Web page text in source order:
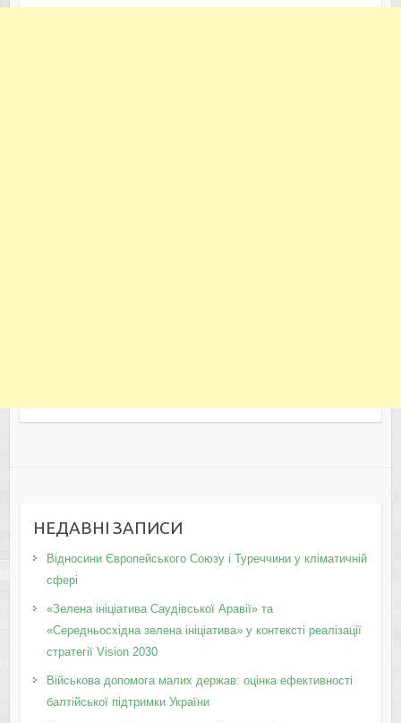
НЕДАВНІ ЗАПИСИ
Відносини Європейського Союзу і Туреччини у кліматичній
сфері
«Зелена ініціатива Саудівської Аравії» та
«Середньосхідна зелена ініціатива» у контексті реалізації
стратегії Vision 2030
Військова допомога малих держав: оцінка ефективності
балтійської підтримки України